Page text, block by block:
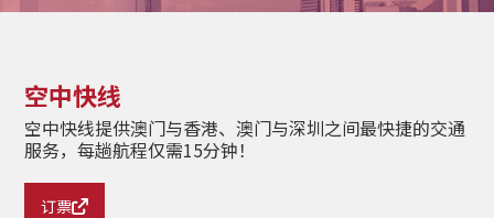
空中快线
空中快线提供澳门与香港、澳门与深圳之间最快捷的交通
服务，每趟航程仅需15分钟！
订票